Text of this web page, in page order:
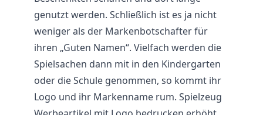
genutzt werden. Schließlich ist es ja nicht
weniger als der Markenbotschafter für
ihren „Guten Namen“. Vielfach werden die
Spielsachen dann mit in den Kindergarten
oder die Schule genommen, so kommt ihr
Logo und ihr Markenname rum. Spielzeug